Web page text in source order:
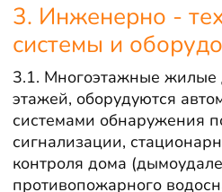
3. Инженерно -
системы и
3.1. Многоэтажные
этажей, оборудуются
системами обнаружения
сигнализации,
контроля дома
противопожарного